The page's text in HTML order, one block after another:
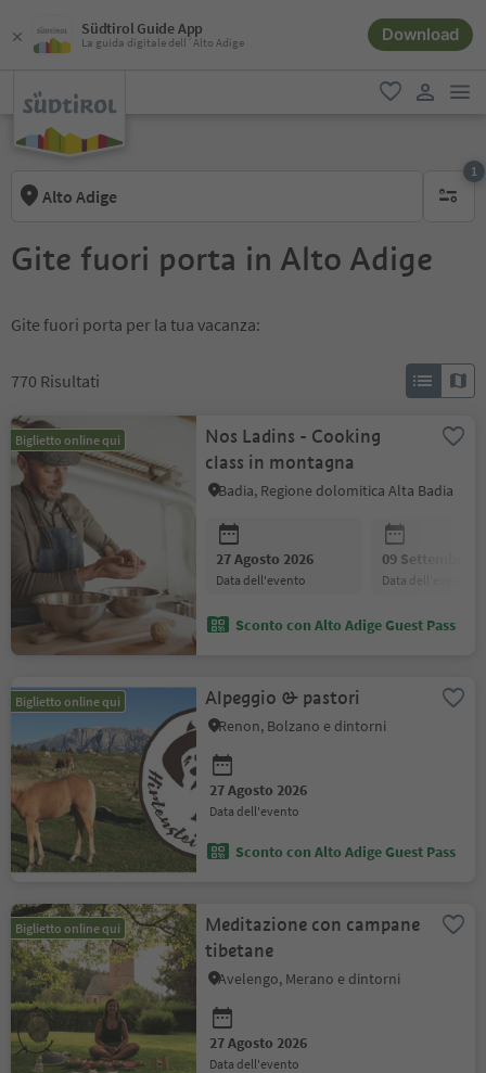
Südtirol Guide App
La guida digitale dell´Alto Adige Download
favoriti
Alto Adige
1
1 filtro
Gite fuori porta in Alto Adige
Gite fuori porta per la tua vacanza:
770 Risultati
Biglietto online qui
Nos Ladins - Cooking
class in montagna
Badia, Regione dolomitica Alta Badia
27 Agosto 2026
data dell'evento
09 Settembre
data dell'evento
Sconto con Alto Adige Guest Pass
Biglietto online qui Alpeggio & pastori
Renon, Bolzano e dintorni
27 Agosto 2026
data dell'evento
Sconto con Alto Adige Guest Pass
Biglietto online qui
Meditazione con campane
tibetane
Avelengo, Merano e dintorni
27 Agosto 2026
data dell'evento